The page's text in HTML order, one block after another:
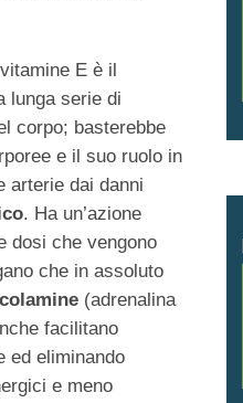
E è il
lunga serie di
corpo; basterebbe
e il suo ruolo in
arterie dai danni
. Ha un’azione
dosi che vengono
che in assoluto
(adrenalina
facilitano
ed eliminando
e meno